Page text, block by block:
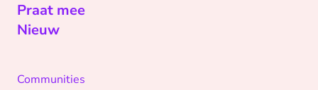
Praat mee
Nieuw
Communities